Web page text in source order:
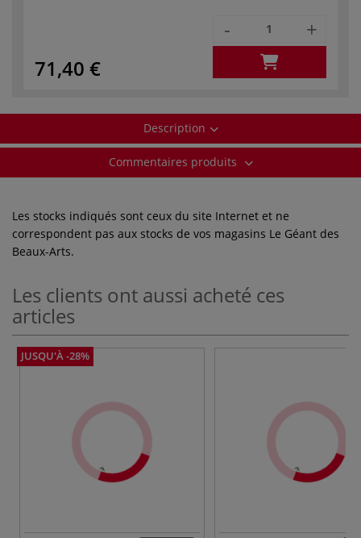
71,40 €
- +
Description
Commentaires produits
Les stocks indiqués sont ceux du site Internet et ne
correspondent pas aux stocks de vos magasins Le Géant des
Beaux-Arts.
Les clients ont aussi acheté ces
articles
JUSQU'À -28%